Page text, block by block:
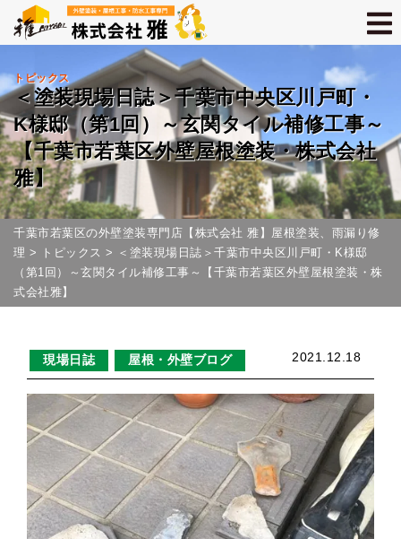
トピックス
＜塗装現場日誌＞千葉市中央区川戸町・
K様邸（第1回）～玄関タイル補修工事～
【千葉市若葉区外壁屋根塗装・株式会社
雅】
千葉市若葉区の外壁塗装専門店【株式会社 雅】屋根塗装、雨漏り修
理 > トピックス > ＜塗装現場日誌＞千葉市中央区川戸町・K様邸
（第1回）～玄関タイル補修工事～【千葉市若葉区外壁屋根塗装・株
式会社雅】
2021.12.18
現場日誌 屋根・外壁ブログ